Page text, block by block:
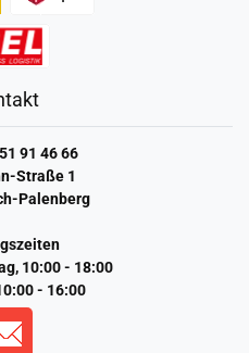
91 46 66
Straße 1
Palenberg
10:00 - 18:00
- 16:00